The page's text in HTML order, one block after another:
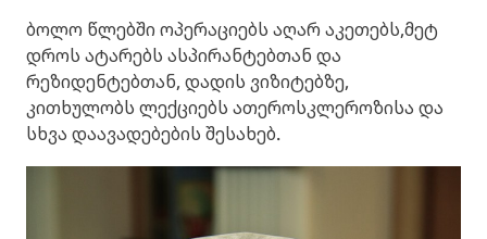
ბოლო წლებში ოპერაციებს აღარ აკეთებს,მეტ
დროს ატარებს ასპირანტებთან და
რეზიდენტებთან, დადის ვიზიტებზე,
კითხულობს ლექციებს ათეროსკლეროზისა და
სხვა დაავადებების შესახებ.